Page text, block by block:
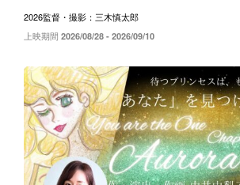
2026監督・撮影：三木慎太郎
上映期間 2026/08/28 - 2026/09/10